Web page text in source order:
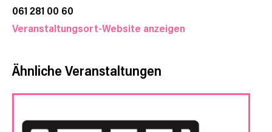
061 281 00 60
Veranstaltungsort-Website anzeigen
Ähnliche Veranstaltungen